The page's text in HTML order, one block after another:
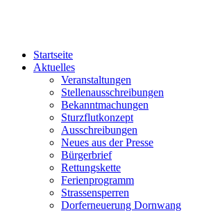
Startseite
Aktuelles
Veranstaltungen
Stellenausschreibungen
Bekanntmachungen
Sturzflutkonzept
Ausschreibungen
Neues aus der Presse
Bürgerbrief
Rettungskette
Ferienprogramm
Strassensperren
Dorferneuerung Dornwang